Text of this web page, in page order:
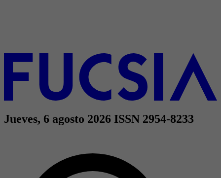
Jueves, 6 agosto 2026 ISSN 2954-8233